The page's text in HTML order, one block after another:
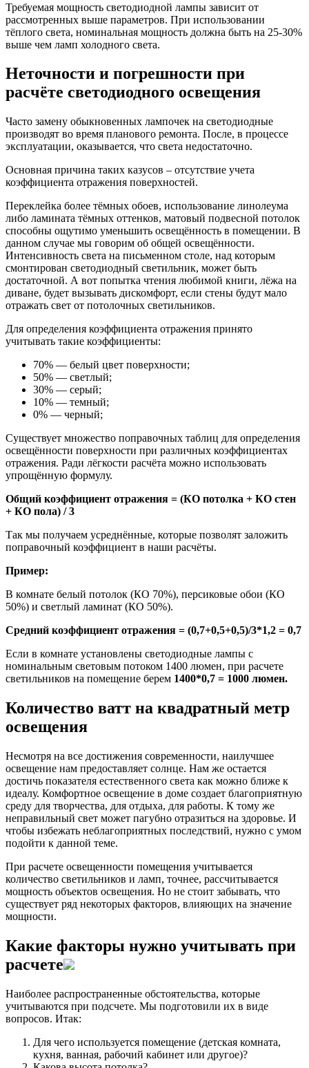
Требуемая мощность светодиодной лампы зависит от
рассмотренных выше параметров. При использовании
тёплого света, номинальная мощность должна быть на 25-30%
выше чем ламп холодного света.
Неточности и погрешности при
расчёте светодиодного освещения
Часто замену обыкновенных лампочек на светодиодные
производят во время планового ремонта. После, в процессе
эксплуатации, оказывается, что света недостаточно.
Основная причина таких казусов – отсутствие учета
коэффициента отражения поверхностей.
Переклейка более тёмных обоев, использование линолеума
либо ламината тёмных оттенков, матовый подвесной потолок
способны ощутимо уменьшить освещённость в помещении. В
данном случае мы говорим об общей освещённости.
Интенсивность света на письменном столе, над которым
смонтирован светодиодный светильник, может быть
достаточной. А вот попытка чтения любимой книги, лёжа на
диване, будет вызывать дискомфорт, если стены будут мало
отражать свет от потолочных светильников.
Для определения коэффициента отражения принято
учитывать такие коэффициенты:
70% — белый цвет поверхности;
50% — светлый;
30% — серый;
10% — темный;
0% — черный;
Существует множество поправочных таблиц для определения
освещённости поверхности при различных коэффициентах
отражения. Ради лёгкости расчёта можно использовать
упрощённую формулу.
Общий коэффициент отражения = (КО потолка + КО стен
+ КО пола) / 3
Так мы получаем усреднённые, которые позволят заложить
поправочный коэффициент в наши расчёты.
Пример:
В комнате белый потолок (КО 70%), персиковые обои (КО
50%) и светлый ламинат (КО 50%).
Средний коэффициент отражения = (0,7+0,5+0,5)/3*1,2 = 0,7
Если в комнате установлены светодиодные лампы с
номинальным световым потоком 1400 люмен, при расчете
светильников на помещение берем 1400*0,7 = 1000 люмен.
Количество ватт на квадратный метр
освещения
Несмотря на все достижения современности, наилучшее
освещение нам предоставляет солнце. Нам же остается
достичь показателя естественного света как можно ближе к
идеалу. Комфортное освещение в доме создает благоприятную
среду для творчества, для отдыха, для работы. К тому же
неправильный свет может пагубно отразиться на здоровье. И
чтобы избежать неблагоприятных последствий, нужно с умом
подойти к данной теме.
При расчете освещенности помещения учитывается
количество светильников и ламп, точнее, рассчитывается
мощность объектов освещения. Но не стоит забывать, что
существует ряд некоторых факторов, влияющих на значение
мощности.
Какие факторы нужно учитывать при
расчете
Наиболее распространенные обстоятельства, которые
учитываются при подсчете. Мы подготовили их в виде
вопросов. Итак:
Для чего используется помещение (детская комната,
кухня, ванная, рабочий кабинет или другое)?